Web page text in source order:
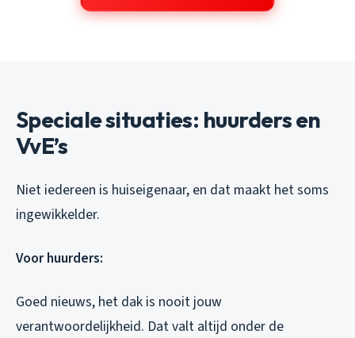
Speciale situaties: huurders en
VvE’s
Niet iedereen is huiseigenaar, en dat maakt het soms
ingewikkelder.
Voor huurders:
Goed nieuws, het dak is nooit jouw
verantwoordelijkheid. Dat valt altijd onder de